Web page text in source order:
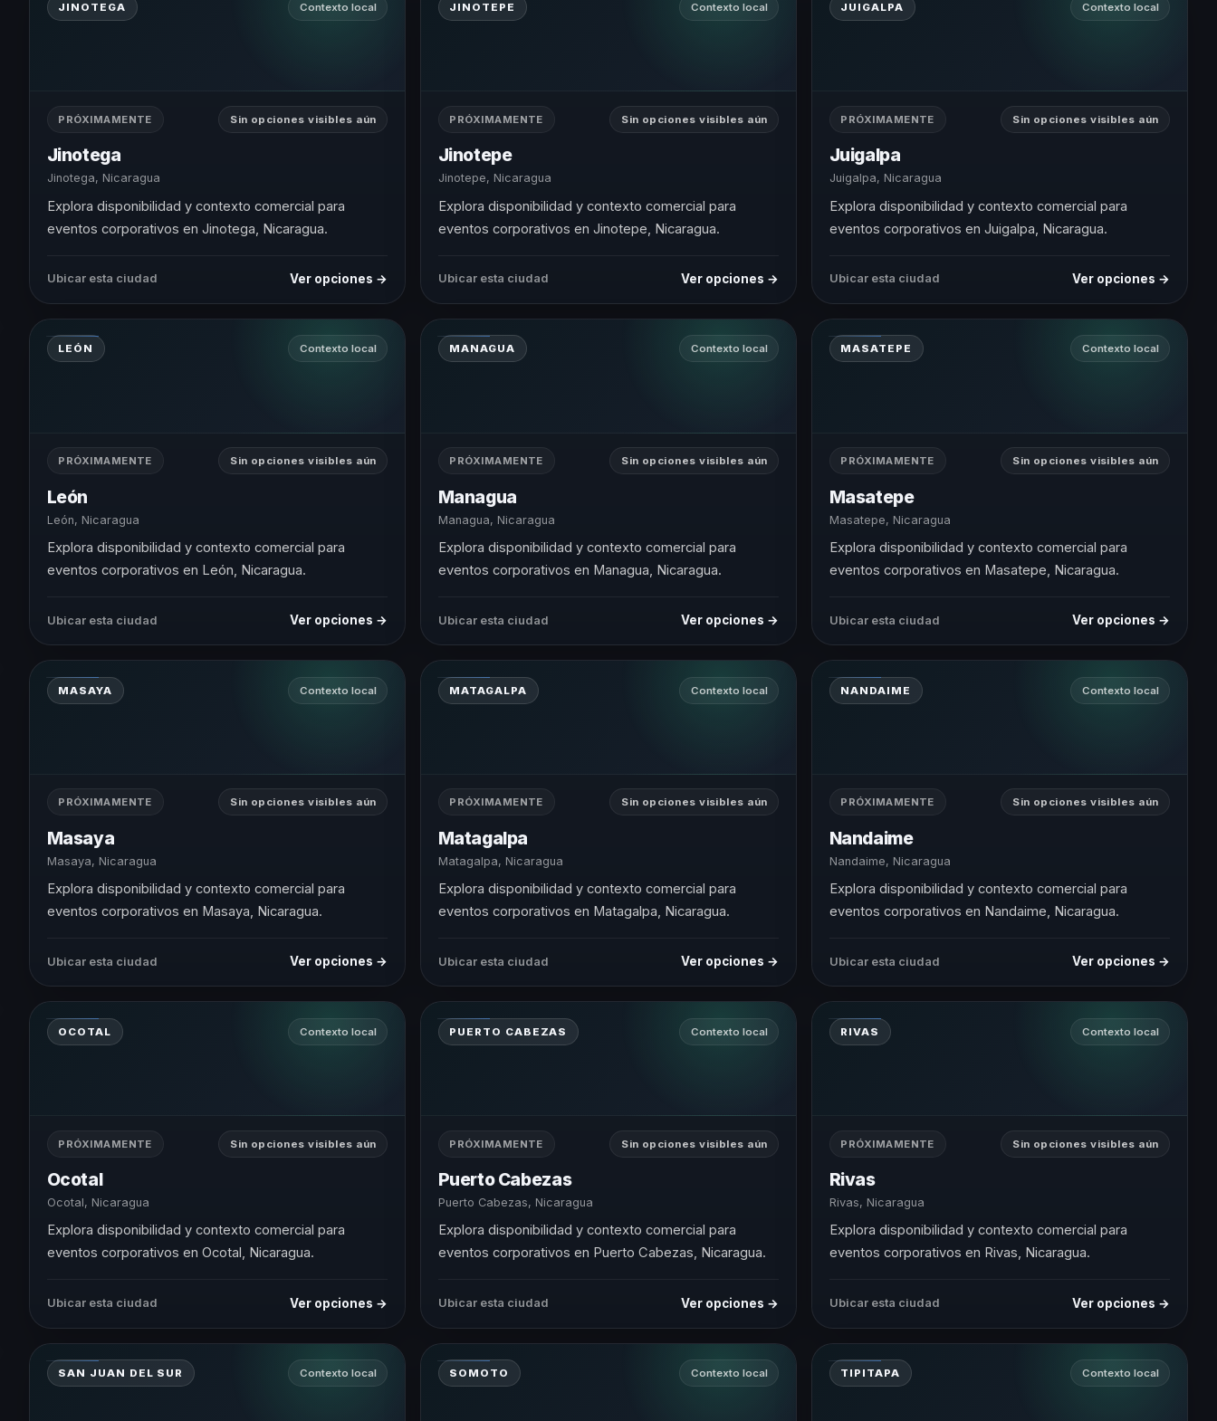
JINOTEGA Contexto local
PRÓXIMAMENTE Sin opciones visibles aún
Jinotega
Jinotega, Nicaragua
Explora disponibilidad y contexto comercial para
eventos corporativos en Jinotega, Nicaragua.
Ubicar esta ciudad Ver opciones →
JINOTEPE Contexto local
PRÓXIMAMENTE Sin opciones visibles aún
Jinotepe
Jinotepe, Nicaragua
Explora disponibilidad y contexto comercial para
eventos corporativos en Jinotepe, Nicaragua.
Ubicar esta ciudad Ver opciones →
JUIGALPA Contexto local
PRÓXIMAMENTE Sin opciones visibles aún
Juigalpa
Juigalpa, Nicaragua
Explora disponibilidad y contexto comercial para
eventos corporativos en Juigalpa, Nicaragua.
Ubicar esta ciudad Ver opciones →
LEÓN Contexto local
PRÓXIMAMENTE Sin opciones visibles aún
León
León, Nicaragua
Explora disponibilidad y contexto comercial para
eventos corporativos en León, Nicaragua.
Ubicar esta ciudad Ver opciones →
MANAGUA Contexto local
PRÓXIMAMENTE Sin opciones visibles aún
Managua
Managua, Nicaragua
Explora disponibilidad y contexto comercial para
eventos corporativos en Managua, Nicaragua.
Ubicar esta ciudad Ver opciones →
MASATEPE Contexto local
PRÓXIMAMENTE Sin opciones visibles aún
Masatepe
Masatepe, Nicaragua
Explora disponibilidad y contexto comercial para
eventos corporativos en Masatepe, Nicaragua.
Ubicar esta ciudad Ver opciones →
MASAYA Contexto local
PRÓXIMAMENTE Sin opciones visibles aún
Masaya
Masaya, Nicaragua
Explora disponibilidad y contexto comercial para
eventos corporativos en Masaya, Nicaragua.
Ubicar esta ciudad Ver opciones →
MATAGALPA Contexto local
PRÓXIMAMENTE Sin opciones visibles aún
Matagalpa
Matagalpa, Nicaragua
Explora disponibilidad y contexto comercial para
eventos corporativos en Matagalpa, Nicaragua.
Ubicar esta ciudad Ver opciones →
NANDAIME Contexto local
PRÓXIMAMENTE Sin opciones visibles aún
Nandaime
Nandaime, Nicaragua
Explora disponibilidad y contexto comercial para
eventos corporativos en Nandaime, Nicaragua.
Ubicar esta ciudad Ver opciones →
OCOTAL Contexto local
PRÓXIMAMENTE Sin opciones visibles aún
Ocotal
Ocotal, Nicaragua
Explora disponibilidad y contexto comercial para
eventos corporativos en Ocotal, Nicaragua.
Ubicar esta ciudad Ver opciones →
PUERTO CABEZAS Contexto local
PRÓXIMAMENTE Sin opciones visibles aún
Puerto Cabezas
Puerto Cabezas, Nicaragua
Explora disponibilidad y contexto comercial para
eventos corporativos en Puerto Cabezas, Nicaragua.
Ubicar esta ciudad Ver opciones →
RIVAS Contexto local
PRÓXIMAMENTE Sin opciones visibles aún
Rivas
Rivas, Nicaragua
Explora disponibilidad y contexto comercial para
eventos corporativos en Rivas, Nicaragua.
Ubicar esta ciudad Ver opciones →
SAN JUAN DEL SUR Contexto local SOMOTO Contexto local TIPITAPA Contexto local